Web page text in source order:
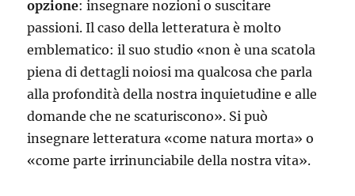
opzione: insegnare nozioni o suscitare
passioni. Il caso della letteratura è molto
emblematico: il suo studio «non è una scatola
piena di dettagli noiosi ma qualcosa che parla
alla profondità della nostra inquietudine e alle
domande che ne scaturiscono». Si può
insegnare letteratura «come natura morta» o
«come parte irrinunciabile della nostra vita».